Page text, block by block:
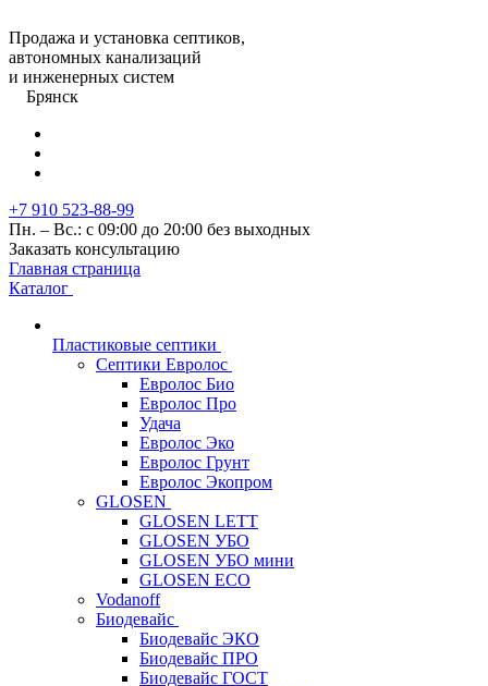
Продажа и установка септиков,
автономных канализаций
и инженерных систем
Брянск
+7 910 523-88-99
Пн. – Вс.: с 09:00 до 20:00 без выходных
Заказать консультацию
Главная страница
Каталог
Пластиковые септики
Септики Евролос
Евролос Био
Евролос Про
Удача
Евролос Эко
Евролос Грунт
Евролос Экопром
GLOSEN
GLOSEN LETT
GLOSEN УБО
GLOSEN УБО мини
GLOSEN ECO
Vodanoff
Биодевайс
Биодевайс ЭКО
Биодевайс ПРО
Биодевайс ГОСТ